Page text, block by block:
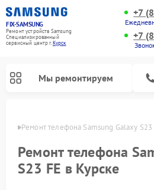
FIX-SAMSUNG
Ремонт устройств Samsung
Специализированный
cервисный центр г.Курск
+7
+7
Мы ремонтируем
Ремонт телефона Samsung Galaxy S23
Ремонт телефона
S23 FE в Курске